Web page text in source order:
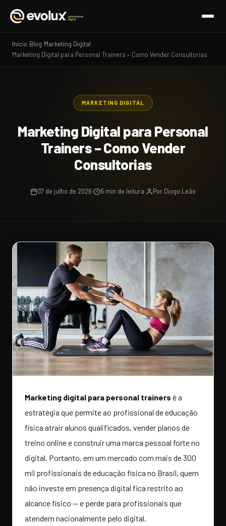
Início Blog Marketing Digital
Marketing Digital para Personal Trainers – Como Vender Consultorias
MARKETING DIGITAL
Marketing Digital para Personal
Trainers – Como Vender
Consultorias
07 de julho de 2026 6 min de leitura Por Diogo Leão
Marketing digital para personal trainers é a
estratégia que permite ao profissional de educação
física atrair alunos qualificados, vender planos de
treino online e construir uma marca pessoal forte no
digital. Portanto, em um mercado com mais de 300
mil profissionais de educação física no Brasil, quem
não investe em presença digital fica restrito ao
alcance físico — e perde para profissionais que
atendem nacionalmente pelo digital.